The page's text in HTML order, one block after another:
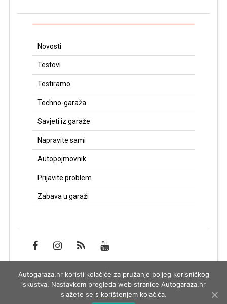
Novosti
Testovi
Testiramo
Techno-garaža
Savjeti iz garaže
Napravite sami
Autopojmovnik
Prijavite problem
Zabava u garaži
Impressum
Autogaraza.hr koristi kolačiće za pružanje boljeg korisničkog
iskustva. Nastavkom pregleda web stranice Autogaraza.hr
slažete se s korištenjem kolačića.